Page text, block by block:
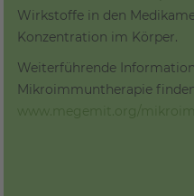
Wirkstoffe in den
Konzentration im Körper.
Weiterführende
Mikroimmuntherapie